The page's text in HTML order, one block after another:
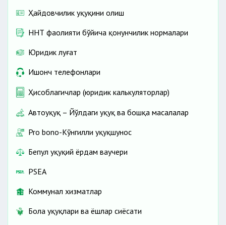
Ҳайдовчилик ҳуқуқини олиш
ННТ фаолияти бўйича қонунчилик нормалари
Юридик луғат
Ишонч телефонлари
Ҳисоблагичлар (юридик калькуляторлар)
Автоҳуқуқ – Йўлдаги ҳуқуқ ва бошқа масалалар
Pro bono-Кўнгилли ҳуқуқшунос
Бепул ҳуқуқий ёрдам ваучери
PSEA
Коммунал хизматлар
Бола ҳуқуқлари ва ёшлар сиёсати